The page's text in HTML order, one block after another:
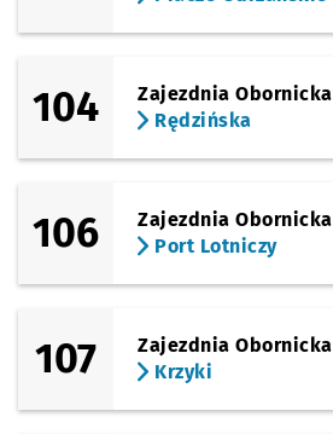
104
Zajezdnia Obornicka
Rędzińska
106
Zajezdnia Obornicka
Port Lotniczy
107
Zajezdnia Obornicka
Krzyki